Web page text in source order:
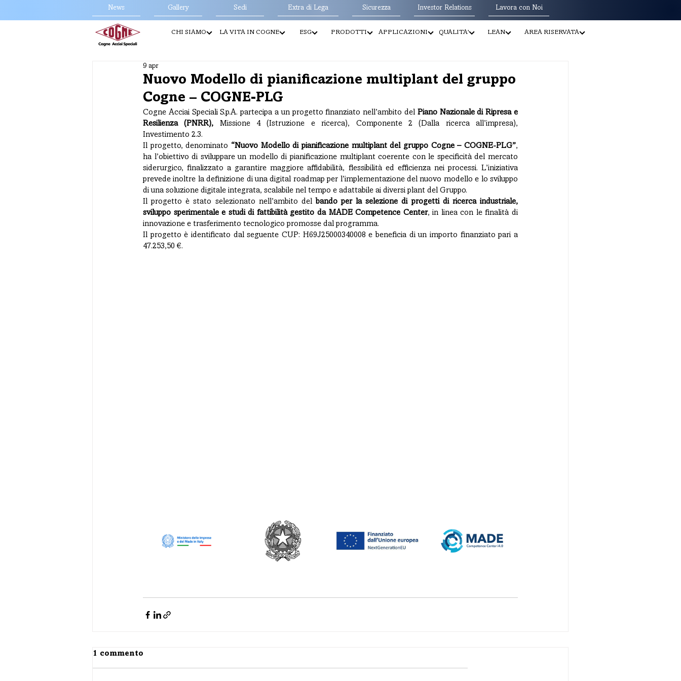
News Gallery Sedi Extra di Lega Sicurezza Investor Relations Lavora con Noi
CHI SIAMO ESG PRODOTTI APPLICAZIONI QUALITA' LEAN AREA RISERVATA
LA VITA IN COGNE
Nuovo Modello di pianificazione multiplant del gruppo
Cogne – COGNE-PLG
9 apr
Cogne Acciai Speciali S.p.A. partecipa a un progetto finanziato nell’ambito del Piano Nazionale di Ripresa e
Resilienza (PNRR), Missione 4 (Istruzione e ricerca), Componente 2 (Dalla ricerca all’impresa),
Investimento 2.3.
Il progetto, denominato “Nuovo Modello di pianificazione multiplant del gruppo Cogne – COGNE-PLG”,
ha l’obiettivo di sviluppare un modello di pianificazione multiplant coerente con le specificità del mercato
siderurgico, finalizzato a garantire maggiore affidabilità, flessibilità ed efficienza nei processi. L’iniziativa
prevede inoltre la definizione di una digital roadmap per l’implementazione del nuovo modello e lo sviluppo
di una soluzione digitale integrata, scalabile nel tempo e adattabile ai diversi plant del Gruppo.
Il progetto è stato selezionato nell’ambito del bando per la selezione di progetti di ricerca industriale,
sviluppo sperimentale e studi di fattibilità gestito da MADE Competence Center, in linea con le finalità di
innovazione e trasferimento tecnologico promosse dal programma.
Il progetto è identificato dal seguente CUP: H69J25000340008 e beneficia di un importo finanziato pari a
47.253,50 €.
1 commento